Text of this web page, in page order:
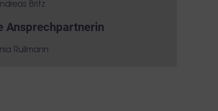
Britz
Ansprechpartnerin
Rullmann